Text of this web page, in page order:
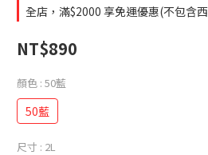
全店，滿$2000 享免運優惠(不包含
NT$890
顏色 : 50藍
50藍
尺寸 : 2L